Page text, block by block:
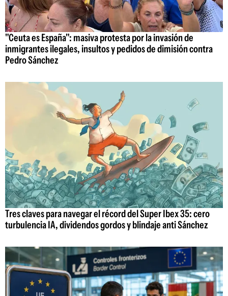
"Ceuta es España": masiva protesta por la invasión de
inmigrantes ilegales, insultos y pedidos de dimisión contra
Pedro Sánchez
Tres claves para navegar el récord del Super Ibex 35: cero
turbulencia IA, dividendos gordos y blindaje anti Sánchez